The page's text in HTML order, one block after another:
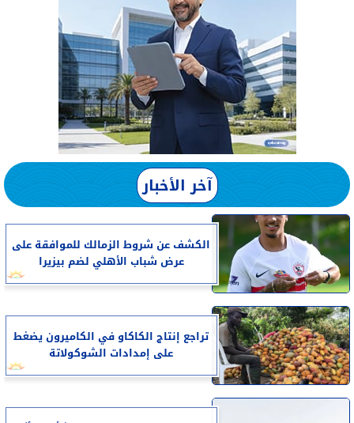
آخر الأخبار
الكشف عن شروط الزمالك للموافقة على
عرض شباب الأهلي لضم بيزيرا
تراجع إنتاج الكاكاو في الكاميرون يضغط
على إمدادات الشوكولاتة